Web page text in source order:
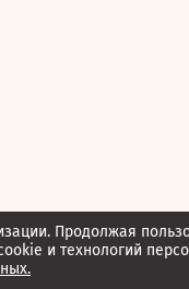
Продолжая
и технологий